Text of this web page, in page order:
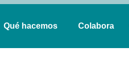
Qué hacemos Colabora